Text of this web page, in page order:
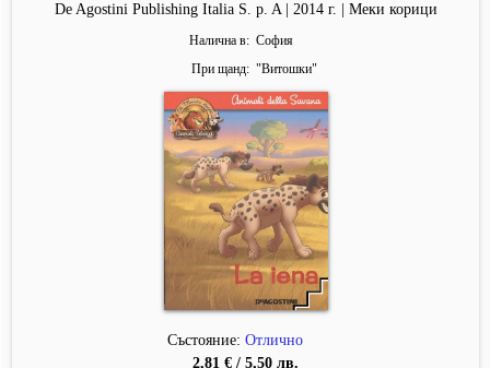
De Agostini Publishing Italia S. p. A | 2014 г. | Меки корици
Налична в
София
При щанд
"Витошки"
Състояние: Отлично
2,81 € / 5,50 лв.